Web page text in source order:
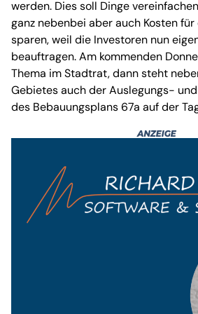
werden. Dies soll Dinge
ganz nebenbei aber auch Kosten
sparen, weil die Investoren nun
beauftragen. Am kommenden
Thema im Stadtrat, dann steht
Gebietes auch der Auslegungs-
des Bebauungsplans 67a auf der